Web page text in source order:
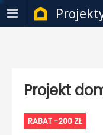
Projekt
RABAT -200 ZŁ